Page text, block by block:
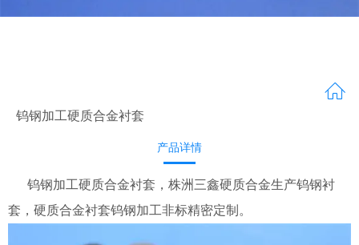
钨钢加工硬质合金衬套
产品详情
钨钢加工硬质合金衬套，株洲三鑫硬质合金生产钨钢衬
套，硬质合金衬套钨钢加工非标精密定制。